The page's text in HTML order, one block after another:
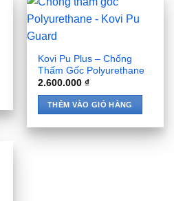
Kovi Pu Plus – Chống
Thấm Gốc Polyurethane
2.600.000₫
THÊM VÀO GIỎ HÀNG